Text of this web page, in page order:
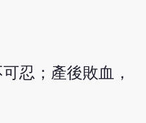
忍；產後敗血，